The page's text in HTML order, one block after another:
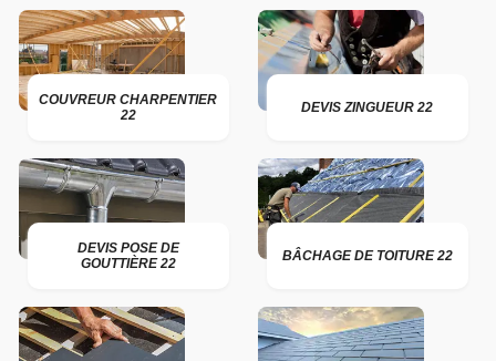
COUVREUR CHARPENTIER
22
DEVIS ZINGUEUR 22
DEVIS POSE DE
GOUTTIÈRE 22
BÂCHAGE DE TOITURE 22